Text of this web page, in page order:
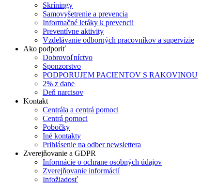
Skríningy
Samovyšetrenie a prevencia
Informačné letáky k prevencii
Preventívne aktivity
Vzdelávanie odborných pracovníkov a supervízie
Ako podporiť
Dobrovoľníctvo
Sponzorstvo
PODPORUJEM PACIENTOV S RAKOVINOU
2% z dane
Deň narcisov
Kontakt
Centrála a centrá pomoci
Centrá pomoci
Pobočky
Iné kontakty
Prihlásenie na odber newslettera
Zverejňovanie a GDPR
Informácie o ochrane osobných údajov
Zverejňovanie informácií
Infožiadosť